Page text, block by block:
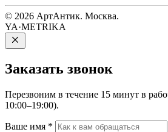
© 2026 АртАнтик. Москва.
YA·METRIKA
Заказать звонок
Перезвоним в течение 15 минут в
10:00–19:00).
Ваше имя *